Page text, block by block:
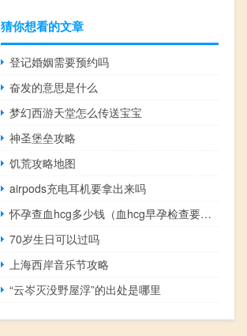
猜你想看的文章
登记婚姻需要预约吗
奋发的意思是什么
梦幻西游天堂怎么传送宝宝
神圣堡垒攻略
饥荒攻略地图
airpods充电耳机要拿出来吗
怀孕查血hcg多少钱（血hcg早孕检查要多少钱）
70岁生日可以过吗
上海西岸音乐节攻略
“云岑灭没野屋浮”的出处是哪里